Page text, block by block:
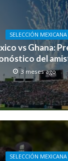
SELECCIÓN MEXICANA
vs Ghana:
del
3 meses ago
SELECCIÓN MEXICANA